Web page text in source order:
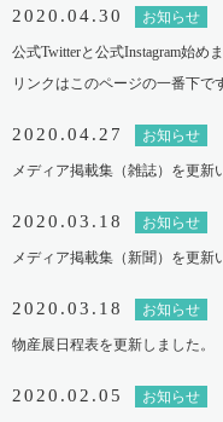
2020.04.30 お知らせ
公式Twitterと公式Instagram始めま
リンクはこのページの一番下で
2020.04.27 お知らせ
メディア掲載集（雑誌）を更新
2020.03.18 お知らせ
メディア掲載集（新聞）を更新
2020.03.18 お知らせ
物産展日程表を更新しました。
2020.02.05 お知らせ